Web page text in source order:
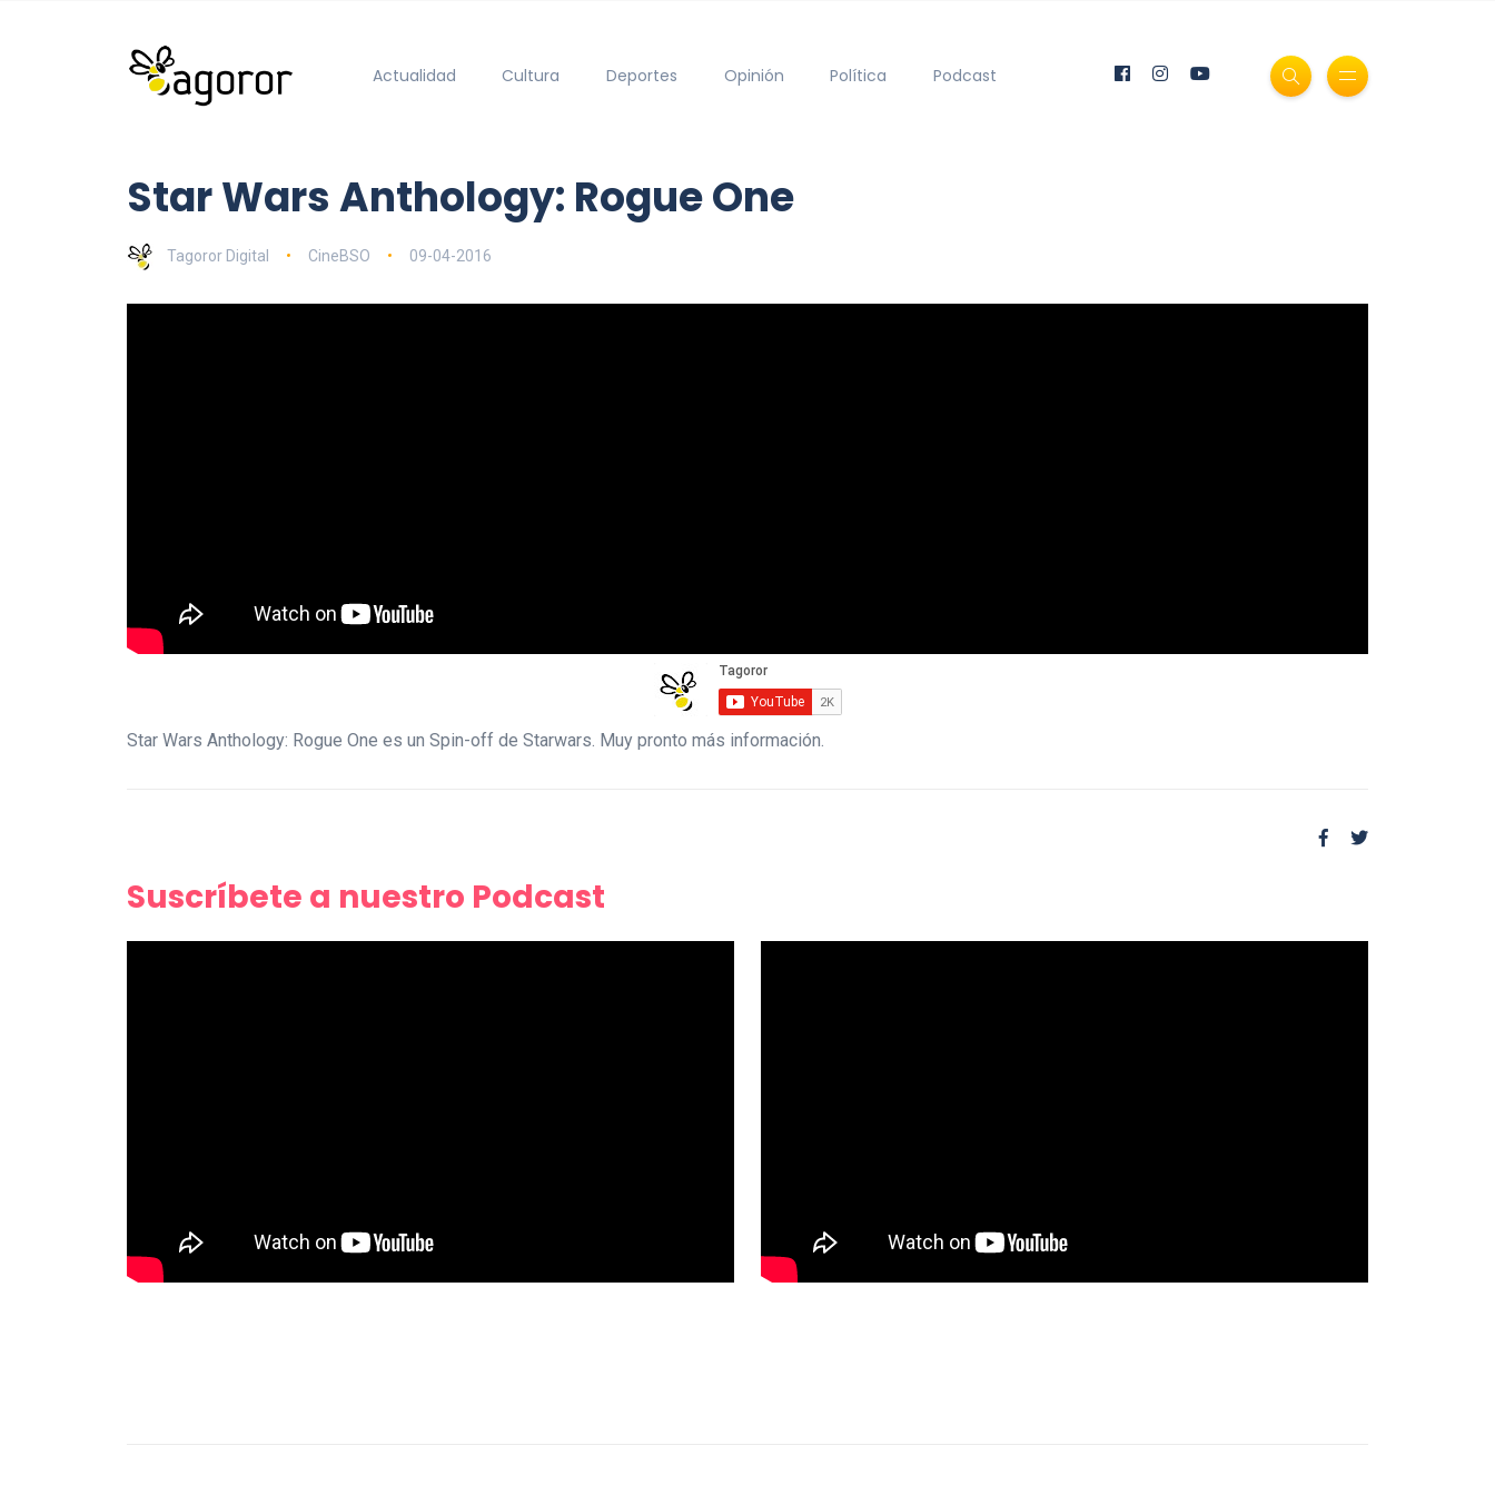
Actualidad Cultura Deportes Opinión Política Podcast
Star Wars Anthology: Rogue One
Tagoror Digital CineBSO 09-04-2016
Star Wars Anthology: Rogue One es un Spin-off de Starwars. Muy pronto más información.
Suscríbete a nuestro Podcast